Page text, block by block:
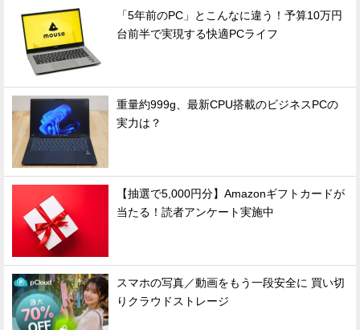
「5年前のPC」とこんなに違う！予算10万円
台前半で実現する快適PCライフ
重量約999g、最新CPU搭載のビジネスPCの
実力は？
【抽選で5,000円分】Amazonギフトカードが
当たる！読者アンケート実施中
スマホの写真／動画をもう一段安全に 買い切
りクラウドストレージ